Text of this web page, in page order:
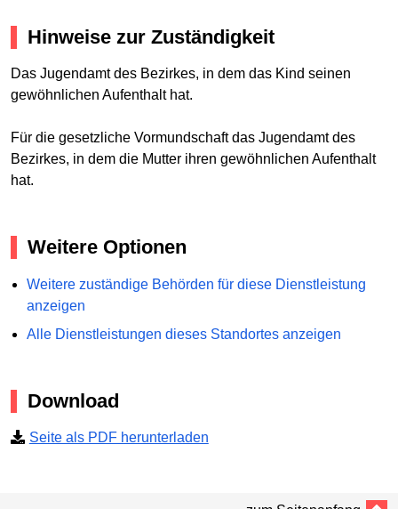
Hinweise zur Zuständigkeit
Das Jugendamt des Bezirkes, in dem das Kind seinen
gewöhnlichen Aufenthalt hat.
Für die gesetzliche Vormundschaft das Jugendamt des
Bezirkes, in dem die Mutter ihren gewöhnlichen Aufenthalt
hat.
Weitere Optionen
Weitere zuständige Behörden für diese Dienstleistung
anzeigen
Alle Dienstleistungen dieses Standortes anzeigen
Download
Seite als PDF herunterladen